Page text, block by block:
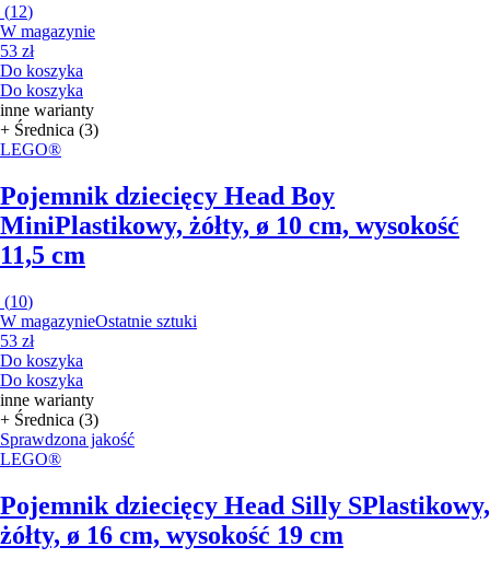
(12)
W magazynie
53 zł
Do koszyka
Do koszyka
inne warianty
+ Średnica (3)
LEGO®
Pojemnik dziecięcy Head Boy
MiniPlastikowy, żółty, ø 10 cm, wysokość
11,5 cm
(10)
W magazynieOstatnie sztuki
53 zł
Do koszyka
Do koszyka
inne warianty
+ Średnica (3)
Sprawdzona jakość
LEGO®
Pojemnik dziecięcy Head Silly SPlastikowy,
żółty, ø 16 cm, wysokość 19 cm